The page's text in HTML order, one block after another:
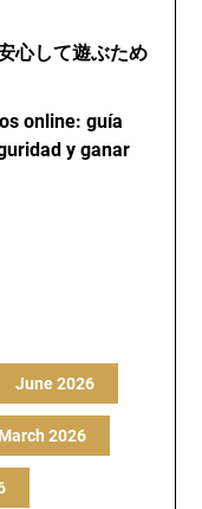
心して遊ぶため
online: guía
y ganar
June 2026
March 2026